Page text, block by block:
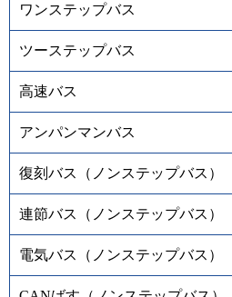
ワンステップバス
ツーステップバス
高速バス
アンパンマンバス
復刻バス（ノンステップバス）
連節バス（ノンステップバス）
電気バス（ノンステップバス）